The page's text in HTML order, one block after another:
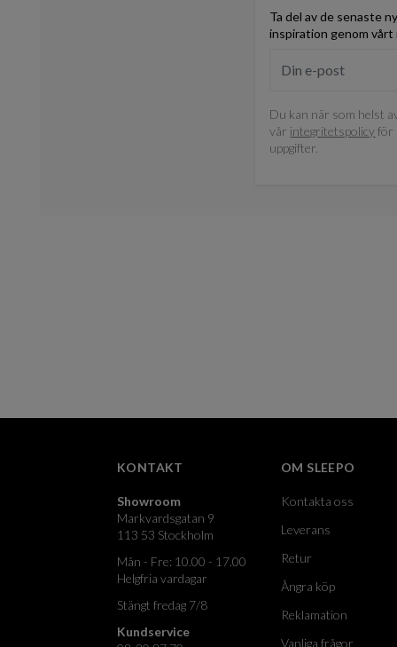
Ta del av de senaste
inspiration genom vårt
Du kan när som helst
vår integritetspolicyför
uppgifter.
KONTAKT
Showroom
Markvardsgatan 9
113 53 Stockholm
Mån - Fre: 10.00 - 17.00
Helgfria vardagar
Stängt fredag 7/8
Kundservice
OM SLEEPO
Kontakta oss
Leverans
Retur
Ångra köp
Reklamation
Vanliga frågor